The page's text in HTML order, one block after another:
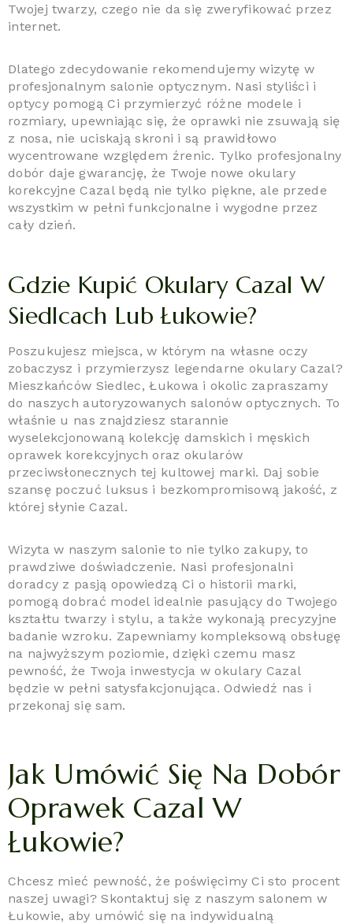
Twojej twarzy, czego nie da się zweryfikować przez
internet.
Dlatego zdecydowanie rekomendujemy wizytę w
profesjonalnym salonie optycznym. Nasi styliści i
optycy pomogą Ci przymierzyć różne modele i
rozmiary, upewniając się, że oprawki nie zsuwają się
z nosa, nie uciskają skroni i są prawidłowo
wycentrowane względem źrenic. Tylko profesjonalny
dobór daje gwarancję, że Twoje nowe okulary
korekcyjne Cazal będą nie tylko piękne, ale przede
wszystkim w pełni funkcjonalne i wygodne przez
cały dzień.
Gdzie Kupić Okulary Cazal W
Siedlcach Lub Łukowie?
Poszukujesz miejsca, w którym na własne oczy
zobaczysz i przymierzysz legendarne okulary Cazal?
Mieszkańców Siedlec, Łukowa i okolic zapraszamy
do naszych autoryzowanych salonów optycznych. To
właśnie u nas znajdziesz starannie
wyselekcjonowaną kolekcję damskich i męskich
oprawek korekcyjnych oraz okularów
przeciwsłonecznych tej kultowej marki. Daj sobie
szansę poczuć luksus i bezkompromisową jakość, z
której słynie Cazal.
Wizyta w naszym salonie to nie tylko zakupy, to
prawdziwe doświadczenie. Nasi profesjonalni
doradcy z pasją opowiedzą Ci o historii marki,
pomogą dobrać model idealnie pasujący do Twojego
kształtu twarzy i stylu, a także wykonają precyzyjne
badanie wzroku. Zapewniamy kompleksową obsługę
na najwyższym poziomie, dzięki czemu masz
pewność, że Twoja inwestycja w okulary Cazal
będzie w pełni satysfakcjonująca. Odwiedź nas i
przekonaj się sam.
Jak Umówić Się Na Dobór
Oprawek Cazal W
Łukowie?
Chcesz mieć pewność, że poświęcimy Ci sto procent
naszej uwagi? Skontaktuj się z naszym salonem w
Łukowie, aby umówić się na indywidualną